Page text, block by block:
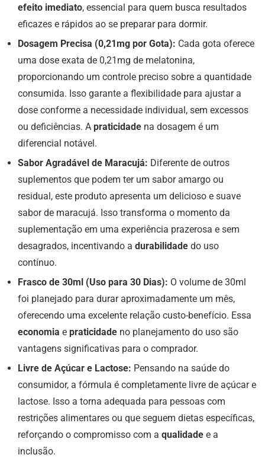
efeito imediato, essencial para quem busca resultados
eficazes e rápidos ao se preparar para dormir.
Dosagem Precisa (0,21mg por Gota): Cada gota oferece
uma dose exata de 0,21mg de melatonina,
proporcionando um controle preciso sobre a quantidade
consumida. Isso garante a flexibilidade para ajustar a
dose conforme a necessidade individual, sem excessos
ou deficiências. A praticidade na dosagem é um
diferencial notável.
Sabor Agradável de Maracujá: Diferente de outros
suplementos que podem ter um sabor amargo ou
residual, este produto apresenta um delicioso e suave
sabor de maracujá. Isso transforma o momento da
suplementação em uma experiência prazerosa e sem
desagrados, incentivando a durabilidade do uso
contínuo.
Frasco de 30ml (Uso para 30 Dias): O volume de 30ml
foi planejado para durar aproximadamente um mês,
oferecendo uma excelente relação custo-benefício. Essa
economia e praticidade no planejamento do uso são
vantagens significativas para o comprador.
Livre de Açúcar e Lactose: Pensando na saúde do
consumidor, a fórmula é completamente livre de açúcar e
lactose. Isso a torna adequada para pessoas com
restrições alimentares ou que seguem dietas específicas,
reforçando o compromisso com a qualidade e a
inclusão.